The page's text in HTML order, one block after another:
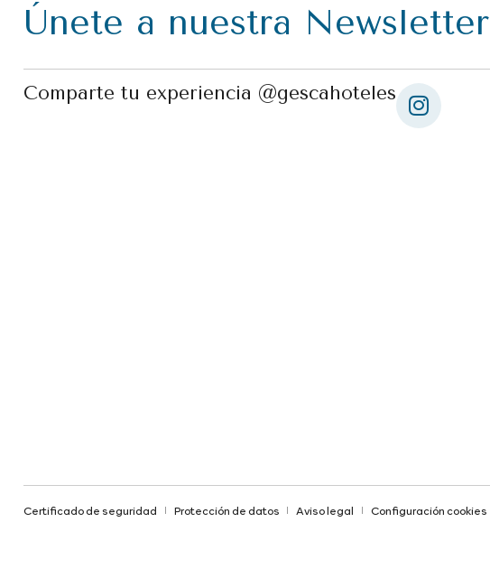
Únete a nuestra Newsletter
Comparte tu experiencia @gescahoteles
Certificado de seguridad Protección de datos Aviso legal Configuración cookies